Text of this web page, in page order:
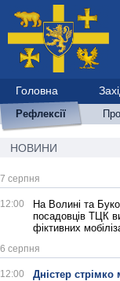
Головна
Рефлексії
НОВИНИ
7 серпня
12:00
На Волині та
посадовців ТЦК
фіктивних
6 серпня
12:00 Дністер стрімко